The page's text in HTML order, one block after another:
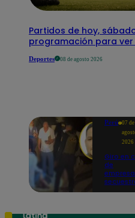
Partidos de hoy,
programación para ver
Deportes 08 de agosto 2026
Perú 07 de
2026
Giro en
de
cuentas